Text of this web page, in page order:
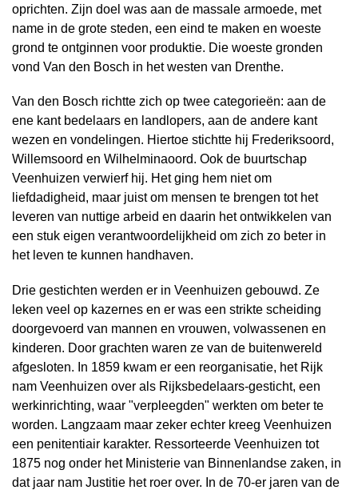
oprichten. Zijn doel was aan de massale armoede, met
name in de grote steden, een eind te maken en woeste
grond te ontginnen voor produktie. Die woeste gronden
vond Van den Bosch in het westen van Drenthe.
Van den Bosch richtte zich op twee categorieën: aan de
ene kant bedelaars en landlopers, aan de andere kant
wezen en vondelingen. Hiertoe stichtte hij Frederiksoord,
Willemsoord en Wilhelminaoord. Ook de buurtschap
Veenhuizen verwierf hij. Het ging hem niet om
liefdadigheid, maar juist om mensen te brengen tot het
leveren van nuttige arbeid en daarin het ontwikkelen van
een stuk eigen verantwoordelijkheid om zich zo beter in
het leven te kunnen handhaven.
Drie gestichten werden er in Veenhuizen gebouwd. Ze
leken veel op kazernes en er was een strikte scheiding
doorgevoerd van mannen en vrouwen, volwassenen en
kinderen. Door grachten waren ze van de buitenwereld
afgesloten. In 1859 kwam er een reorganisatie, het Rijk
nam Veenhuizen over als Rijksbedelaars-gesticht, een
werkinrichting, waar "verpleegden" werkten om beter te
worden. Langzaam maar zeker echter kreeg Veenhuizen
een penitentiair karakter. Ressorteerde Veenhuizen tot
1875 nog onder het Ministerie van Binnenlandse zaken, in
dat jaar nam Justitie het roer over. In de 70-er jaren van de